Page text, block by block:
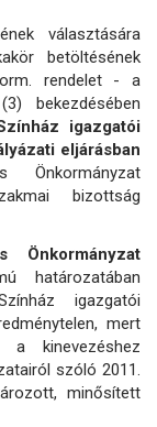
választására
betöltésének
rendelet - a
bekezdésében
igazgatói
eljárásban
Önkormányzat
bizottság
Önkormányzat
határozatában
igazgatói
mert
kinevezéshez
szóló 2011.
minősített